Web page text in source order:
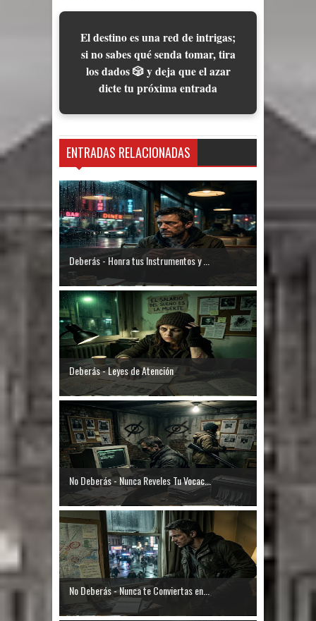
El destino es una red de intrigas;
si no sabes qué senda tomar, tira
los dados 🎲 y deja que el azar
dicte tu próxima entrada
ENTRADAS RELACIONADAS
Deberás - Honra tus Instrumentos y ...
Deberás - Leyes de Atención
No Deberás - Nunca Reveles Tu Vocac...
No Deberás - Nunca te Conviertas en...